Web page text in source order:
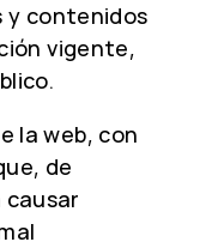
y contenidos
vigente,
la web, con
de